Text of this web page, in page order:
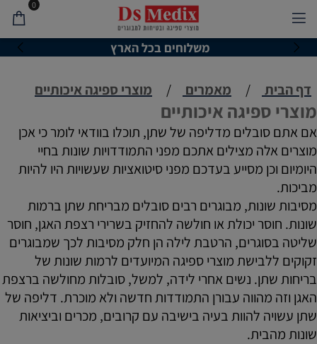
משלוחים בכל הארץ
0
דף הבית / מאמרים / מוצרי ספיגה איכותיים
מוצרי ספיגה איכותיים
אם אתם סובלים מדליפה של שתן, תוכלו בוודאי לומר כי אכן
מוצרים אלה מצילים אתכם מפני התמודדויות שונות בחיי
היומיום וכן מסייע בעדכם מפני סיטואציות שעשויות היו להיות
מביכות.
מסיבות שונות, מבוגרים רבים סובלים מבריחת שתן ברמות
שונות. חוסר יכולת או חולשה להחזיק בשרירי רצפת האגן, חוסר
שליטה בסוגרים, הרטבת לילה הן חלק מסיבות לכך שמבוגרים
זקוקים ללבישת מוצרי ספיגה המיועדים לרמות שונות של
בריחות שתן. נשים אחרי לידה, למשל, סובלות מחולשה ברצפת
האגן וזה מהווה עבורן התמודדות חדשה ולא מוכרת. דליפה של
שתן עשויה להוות בעיה בישיבה עם קרובים, מכרים וביציאות
שונות מהבית.